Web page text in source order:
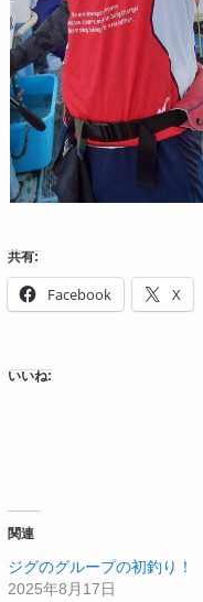
共有:
Facebook X
いいね:
関連
ジグのグループの初釣り！
2025年8月17日